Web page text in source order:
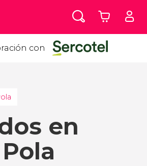
con
en